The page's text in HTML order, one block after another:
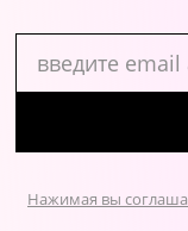
Нажимая вы